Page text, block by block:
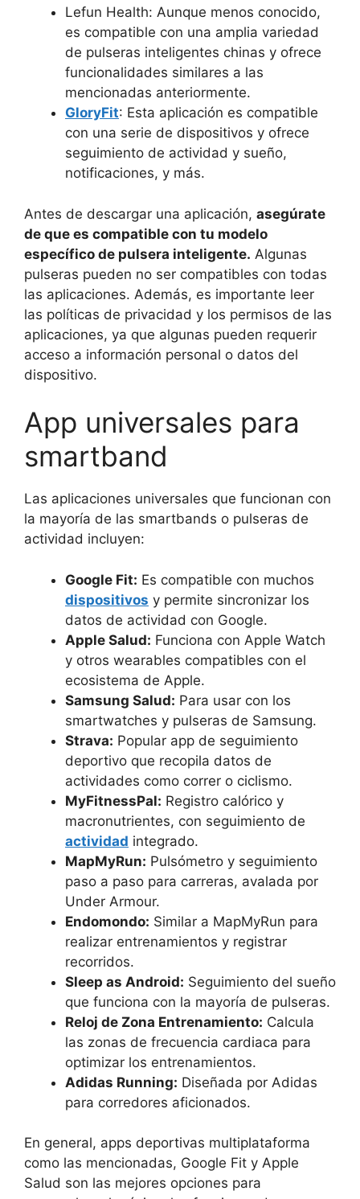
Lefun Health: Aunque menos conocido,
es compatible con una amplia variedad
de pulseras inteligentes chinas y ofrece
funcionalidades similares a las
mencionadas anteriormente.
GloryFit: Esta aplicación es compatible
con una serie de dispositivos y ofrece
seguimiento de actividad y sueño,
notificaciones, y más.
Antes de descargar una aplicación, asegúrate
de que es compatible con tu modelo
específico de pulsera inteligente. Algunas
pulseras pueden no ser compatibles con todas
las aplicaciones. Además, es importante leer
las políticas de privacidad y los permisos de las
aplicaciones, ya que algunas pueden requerir
acceso a información personal o datos del
dispositivo.
App universales para
smartband
Las aplicaciones universales que funcionan con
la mayoría de las smartbands o pulseras de
actividad incluyen:
Google Fit: Es compatible con muchos
dispositivos y permite sincronizar los
datos de actividad con Google.
Apple Salud: Funciona con Apple Watch
y otros wearables compatibles con el
ecosistema de Apple.
Samsung Salud: Para usar con los
smartwatches y pulseras de Samsung.
Strava: Popular app de seguimiento
deportivo que recopila datos de
actividades como correr o ciclismo.
MyFitnessPal: Registro calórico y
macronutrientes, con seguimiento de
actividad integrado.
MapMyRun: Pulsómetro y seguimiento
paso a paso para carreras, avalada por
Under Armour.
Endomondo: Similar a MapMyRun para
realizar entrenamientos y registrar
recorridos.
Sleep as Android: Seguimiento del sueño
que funciona con la mayoría de pulseras.
Reloj de Zona Entrenamiento: Calcula
las zonas de frecuencia cardiaca para
optimizar los entrenamientos.
Adidas Running: Diseñada por Adidas
para corredores aficionados.
En general, apps deportivas multiplataforma
como las mencionadas, Google Fit y Apple
Salud son las mejores opciones para